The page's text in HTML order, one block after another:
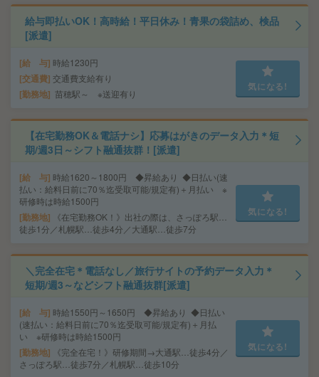
給与即払いOK！高時給！平日休み！青果の袋詰め、検品
[派遣]
給 与 時給1230円
交通費 交通費支給有り
勤務地 苗穂駅～ ※送迎有り
気になる!
【在宅勤務OK＆電話ナシ】応募はがきのデータ入力＊短
期/週3日～シフト融通抜群！[派遣]
給 与 時給1620～1800円 ◆昇給あり ◆日払い(速
払い：給料日前に70％迄受取可能/規定有)＋月払い ※
研修時は時給1500円
勤務地
《在宅勤務OK！》出社の際は、さっぽろ駅…
徒歩1分／札幌駅…徒歩4分／大通駅…徒歩7分
気になる!
＼完全在宅＊電話なし／旅行サイトの予約データ入力＊
短期/週3～などシフト融通抜群[派遣]
給 与 時給1550円～1650円 ◆昇給あり ◆日払い
(速払い：給料日前に70％迄受取可能/規定有)＋月払
い ※研修時は時給1500円
勤務地
《完全在宅！》研修期間→大通駅…徒歩4分／
さっぽろ駅…徒歩7分／札幌駅…徒歩10分
気になる!